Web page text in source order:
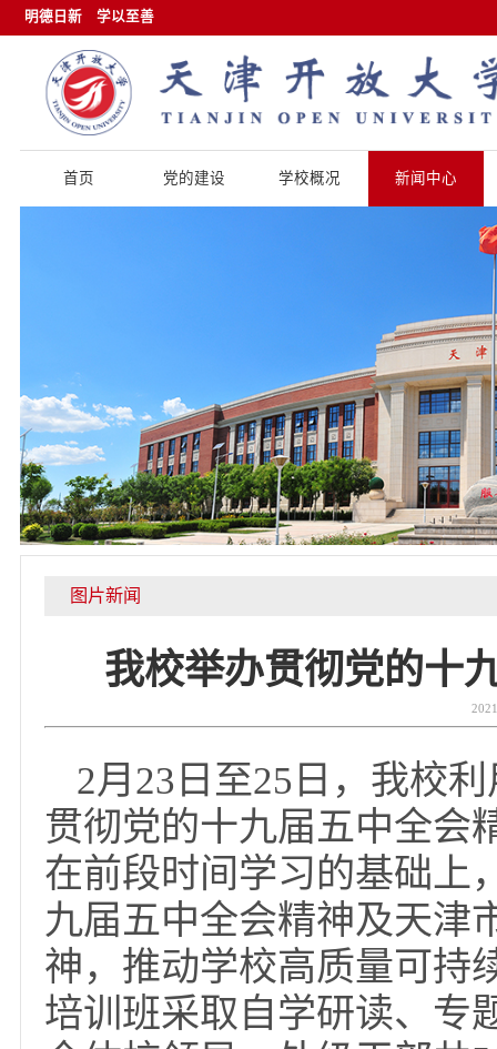
明德日新 学以至善
图片新闻
2月23日至25日，我
贯彻党的十九届五中
在前段时间学习的基
九届五中全会精神及